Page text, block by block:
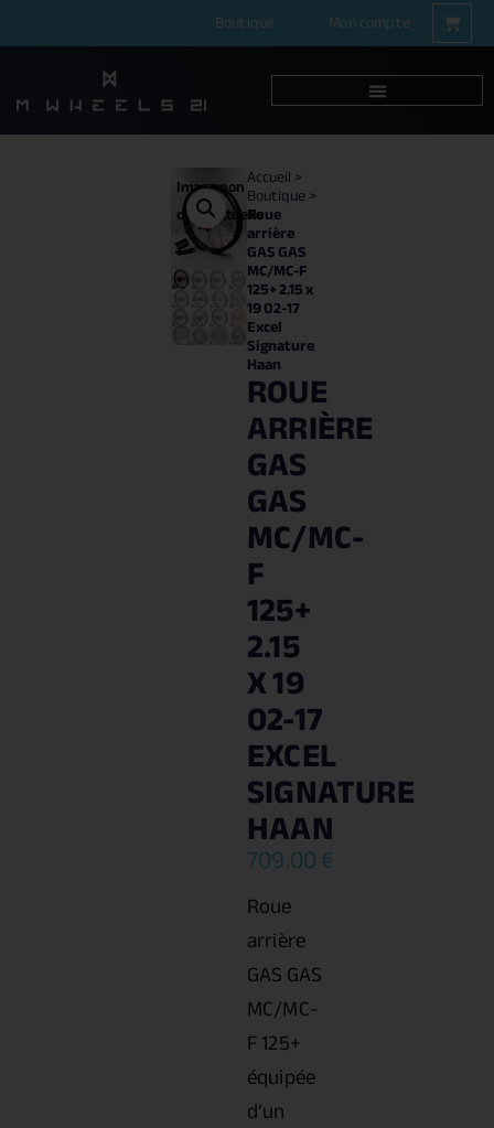
Boutique Mon compte
Image non
contractuelle
Accueil>
Boutique>
Roue
arrière
GAS GAS
MC/MC-F
125+ 2.15 x
19 02-17
Excel
Signature
Haan
ROUE
ARRIÈRE
GAS
GAS
MC/MC-
F
125+
2.15
X 19
02-17
EXCEL
SIGNATURE
HAAN
709.00€
Roue
arrière
GAS GAS
MC/MC-
F 125+
équipée
d’un